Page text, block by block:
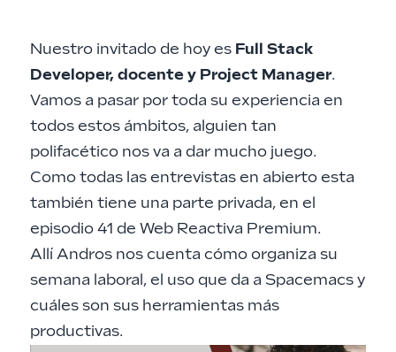
Nuestro invitado de hoy es Full Stack
Developer, docente y Project Manager.
Vamos a pasar por toda su experiencia en
todos estos ámbitos, alguien tan
polifacético nos va a dar mucho juego.
Como todas las entrevistas en abierto esta
también tiene una parte privada, en el
episodio 41 de Web Reactiva Premium.
Allí Andros nos cuenta cómo organiza su
semana laboral, el uso que da a Spacemacs y
cuáles son sus herramientas más
productivas.